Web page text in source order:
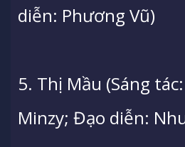
diễn: Phương Vũ)
5. Thị Mầu (Sáng
Minzy; Đạo diễn: